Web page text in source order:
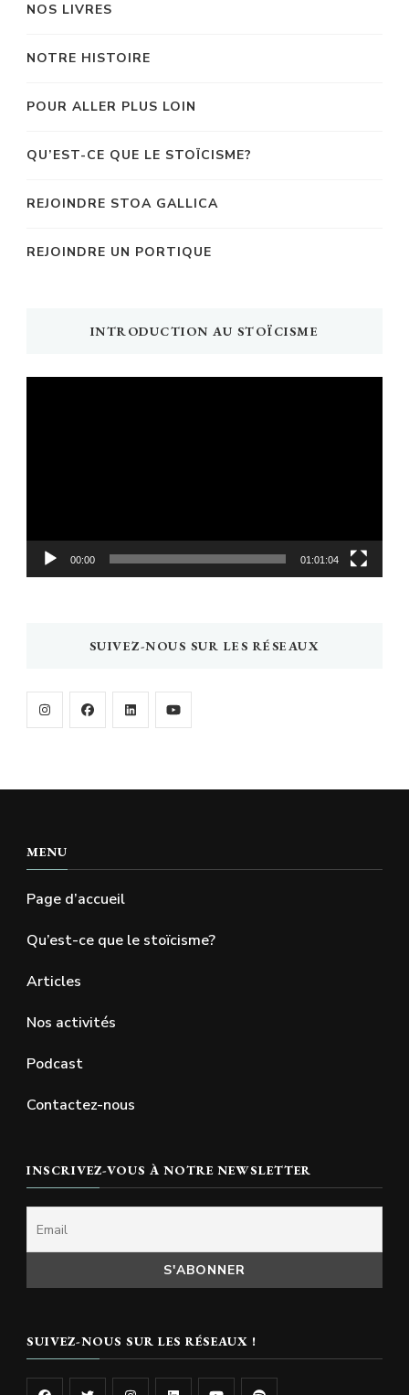
NOS LIVRES
NOTRE HISTOIRE
POUR ALLER PLUS LOIN
QU’EST-CE QUE LE STOÏCISME?
REJOINDRE STOA GALLICA
REJOINDRE UN PORTIQUE
INTRODUCTION AU STOÏCISME
00:00 01:01:04
SUIVEZ-NOUS SUR LES RÉSEAUX
MENU
Page d’accueil
Qu’est-ce que le stoïcisme?
Articles
Nos activités
Podcast
Contactez-nous
INSCRIVEZ-VOUS À NOTRE NEWSLETTER
SUIVEZ-NOUS SUR LES RÉSEAUX !